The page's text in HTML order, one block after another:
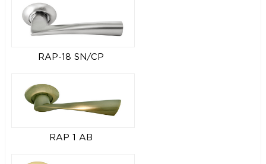
RAP-18 SN/CP
RAP 1 AB